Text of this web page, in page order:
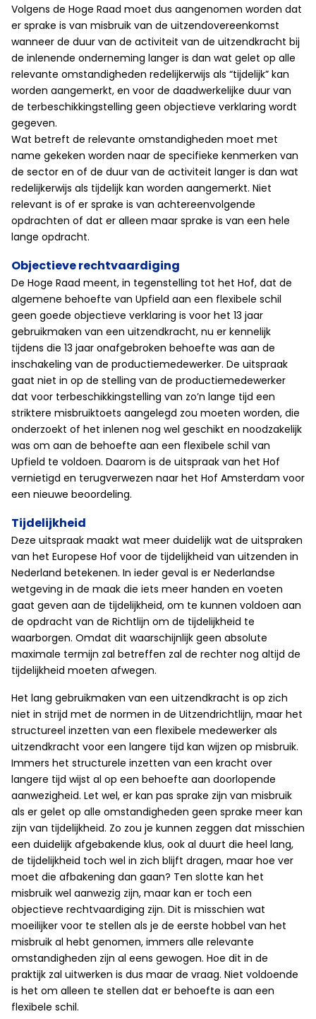
Volgens de Hoge Raad moet dus aangenomen worden dat
er sprake is van misbruik van de uitzendovereenkomst
wanneer de duur van de activiteit van de uitzendkracht bij
de inlenende onderneming langer is dan wat gelet op alle
relevante omstandigheden redelijkerwijs als “tijdelijk” kan
worden aangemerkt, en voor de daadwerkelijke duur van
de terbeschikkingstelling geen objectieve verklaring wordt
gegeven.
Wat betreft de relevante omstandigheden moet met
name gekeken worden naar de specifieke kenmerken van
de sector en of de duur van de activiteit langer is dan wat
redelijkerwijs als tijdelijk kan worden aangemerkt. Niet
relevant is of er sprake is van achtereenvolgende
opdrachten of dat er alleen maar sprake is van een hele
lange opdracht.
Objectieve rechtvaardiging
De Hoge Raad meent, in tegenstelling tot het Hof, dat de
algemene behoefte van Upfield aan een flexibele schil
geen goede objectieve verklaring is voor het 13 jaar
gebruikmaken van een uitzendkracht, nu er kennelijk
tijdens die 13 jaar onafgebroken behoefte was aan de
inschakeling van de productiemedewerker. De uitspraak
gaat niet in op de stelling van de productiemedewerker
dat voor terbeschikkingstelling van zo’n lange tijd een
striktere misbruiktoets aangelegd zou moeten worden, die
onderzoekt of het inlenen nog wel geschikt en noodzakelijk
was om aan de behoefte aan een flexibele schil van
Upfield te voldoen. Daarom is de uitspraak van het Hof
vernietigd en terugverwezen naar het Hof Amsterdam voor
een nieuwe beoordeling.
Tijdelijkheid
Deze uitspraak maakt wat meer duidelijk wat de uitspraken
van het Europese Hof voor de tijdelijkheid van uitzenden in
Nederland betekenen. In ieder geval is er Nederlandse
wetgeving in de maak die iets meer handen en voeten
gaat geven aan de tijdelijkheid, om te kunnen voldoen aan
de opdracht van de Richtlijn om de tijdelijkheid te
waarborgen. Omdat dit waarschijnlijk geen absolute
maximale termijn zal betreffen zal de rechter nog altijd de
tijdelijkheid moeten afwegen.
Het lang gebruikmaken van een uitzendkracht is op zich
niet in strijd met de normen in de Uitzendrichtlijn, maar het
structureel inzetten van een flexibele medewerker als
uitzendkracht voor een langere tijd kan wijzen op misbruik.
Immers het structurele inzetten van een kracht over
langere tijd wijst al op een behoefte aan doorlopende
aanwezigheid. Let wel, er kan pas sprake zijn van misbruik
als er gelet op alle omstandigheden geen sprake meer kan
zijn van tijdelijkheid. Zo zou je kunnen zeggen dat misschien
een duidelijk afgebakende klus, ook al duurt die heel lang,
de tijdelijkheid toch wel in zich blijft dragen, maar hoe ver
moet die afbakening dan gaan? Ten slotte kan het
misbruik wel aanwezig zijn, maar kan er toch een
objectieve rechtvaardiging zijn. Dit is misschien wat
moeilijker voor te stellen als je de eerste hobbel van het
misbruik al hebt genomen, immers alle relevante
omstandigheden zijn al eens gewogen. Hoe dit in de
praktijk zal uitwerken is dus maar de vraag. Niet voldoende
is het om alleen te stellen dat er behoefte is aan een
flexibele schil.